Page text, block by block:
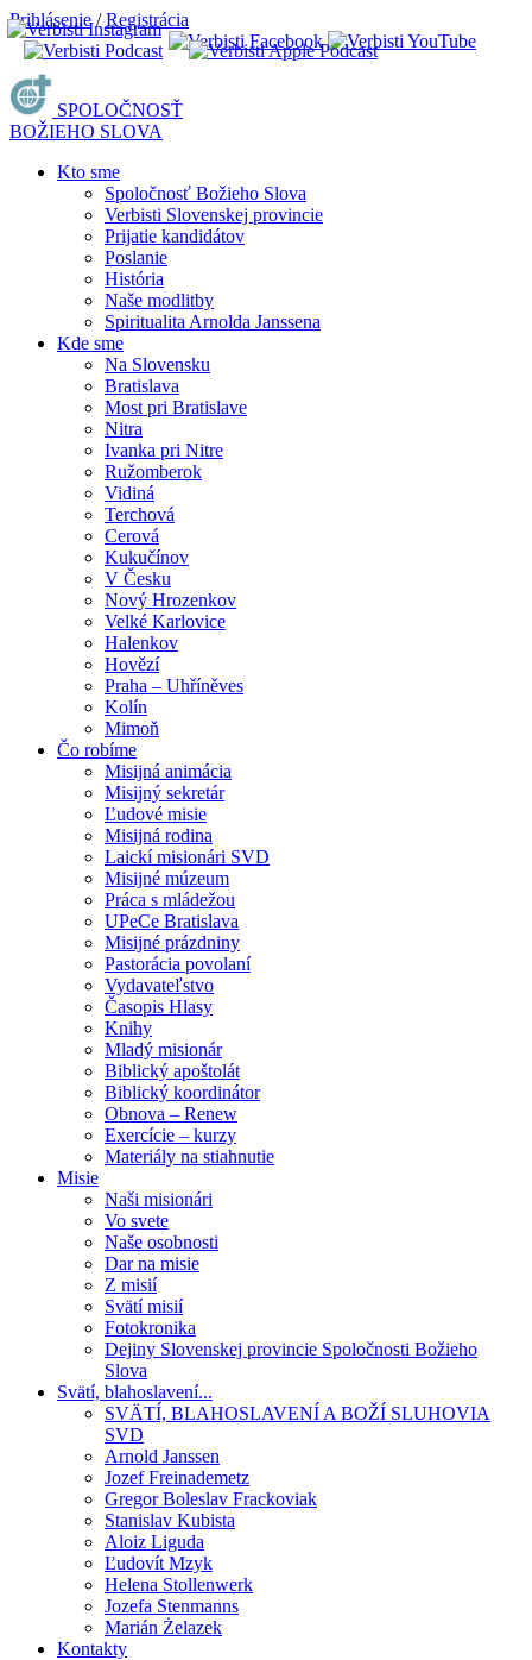
Prihlásenie /Registrácia
SPOLOČNOSŤ
BOŽIEHO SLOVA
Kto sme
Spoločnosť Božieho Slova
Verbisti Slovenskej provincie
Prijatie kandidátov
Poslanie
História
Naše modlitby
Spiritualita Arnolda Janssena
Kde sme
Na Slovensku
Bratislava
Most pri Bratislave
Nitra
Ivanka pri Nitre
Ružomberok
Vidiná
Terchová
Cerová
Kukučínov
V Česku
Nový Hrozenkov
Velké Karlovice
Halenkov
Hovězí
Praha – Uhříněves
Kolín
Mimoň
Čo robíme
Misijná animácia
Misijný sekretár
Ľudové misie
Misijná rodina
Laickí misionári SVD
Misijné múzeum
Práca s mládežou
UPeCe Bratislava
Misijné prázdniny
Pastorácia povolaní
Vydavateľstvo
Časopis Hlasy
Knihy
Mladý misionár
Biblický apoštolát
Biblický koordinátor
Obnova – Renew
Exercície – kurzy
Materiály na stiahnutie
Misie
Naši misionári
Vo svete
Naše osobnosti
Dar na misie
Z misií
Svätí misií
Fotokronika
Dejiny Slovenskej provincie Spoločnosti Božieho
Slova
Svätí, blahoslavení...
SVÄTÍ, BLAHOSLAVENÍ A BOŽÍ SLUHOVIA
SVD
Arnold Janssen
Jozef Freinademetz
Gregor Boleslav Frackoviak
Stanislav Kubista
Aloiz Liguda
Ľudovít Mzyk
Helena Stollenwerk
Jozefa Stenmanns
Marián Żelazek
Kontakty